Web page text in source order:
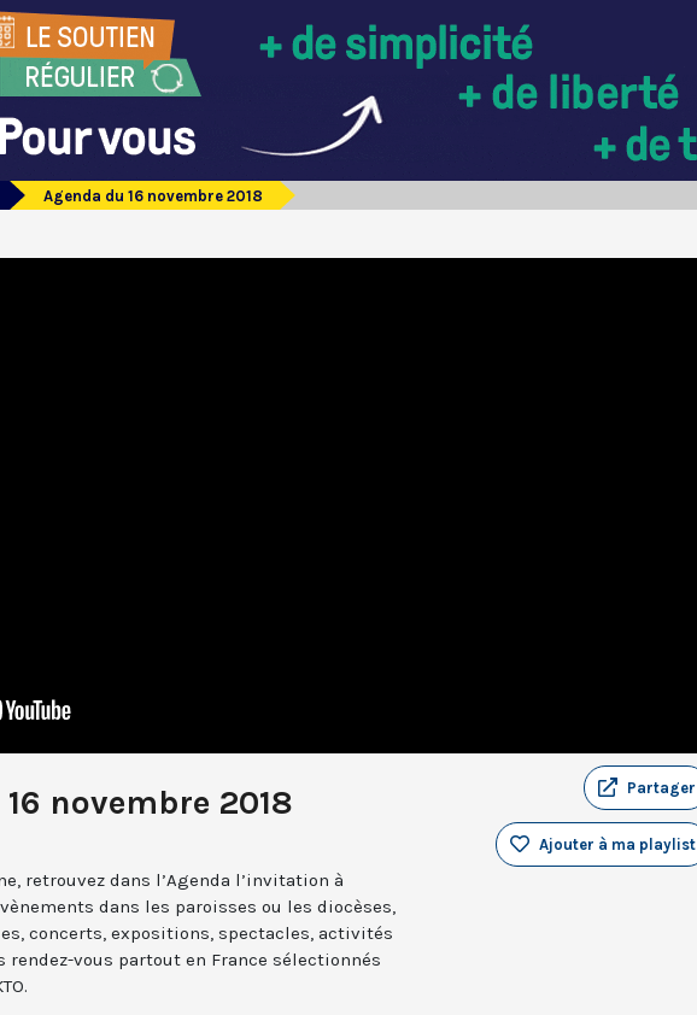
Agenda du 16 novembre 2018
novembre 2018 Partager
Ajouter à ma playlist
retrouvez dans l’Agenda l’invitation à
dans les paroisses ou les diocèses,
concerts, expositions, spectacles, activités
rendez-vous partout en France sélectionnés